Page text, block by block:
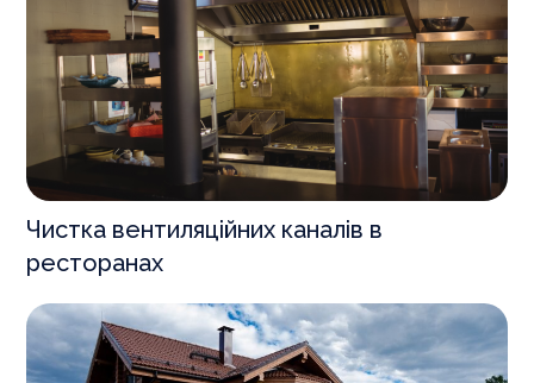
Чистка вентиляційних каналів в
ресторанах